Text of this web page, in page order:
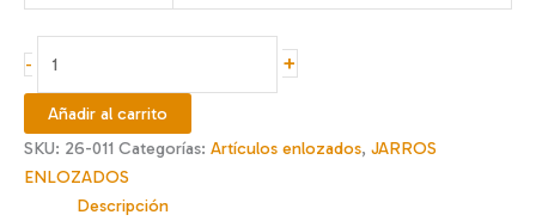
-
enlozado
cm
+
Añadir al carrito
SKU: 26-011 Categorías: Artículos enlozados, JARROS
ENLOZADOS
Descripción